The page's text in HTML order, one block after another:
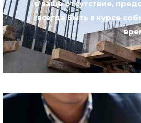
в ваше отсутствие,
всегда быть в курсе